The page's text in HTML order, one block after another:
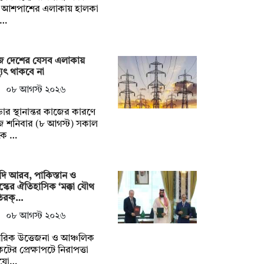
এলাকায় হালকা
যেসব এলাকায়
থাকবে না
০৮ আগস্ট ২০২৬
স্থানান্তর কাজের কারণে
(৮ আগস্ট) সকাল
…
আরব, পাকিস্তান ও
ঐতিহাসিক ‘মক্কা যৌথ
০৮ আগস্ট ২০২৬
উত্তেজনা ও আঞ্চলিক
প্রেক্ষাপটে নিরাপত্তা